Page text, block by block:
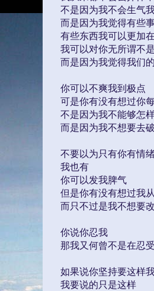
不是因为我不会生气
而是因为我觉得有些
有些东西我可以更加
我可以对你无所谓不
而是因为我觉得我们
你可以不爽我到极点
可是你有没有想过你
不是因为我不能够怎
而是因为我不想要去
不要以为只有你有情
我也有
你可以发我脾气
但是你有没有想过我
而只不过是我不想要
你说你忍我
那我又何曾不是在忍
如果说你坚持要这样
我要说的只是这样